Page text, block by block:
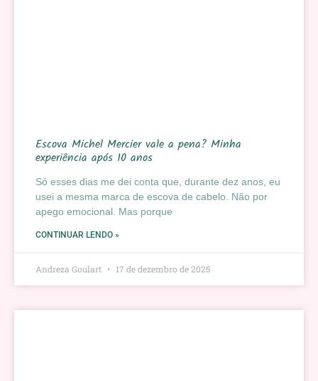
Escova Michel Mercier vale a pena? Minha
experiência após 10 anos
Só esses dias me dei conta que, durante dez anos, eu
usei a mesma marca de escova de cabelo. Não por
apego emocional. Mas porque
CONTINUAR LENDO »
Andreza Goulart 17 de dezembro de 2025